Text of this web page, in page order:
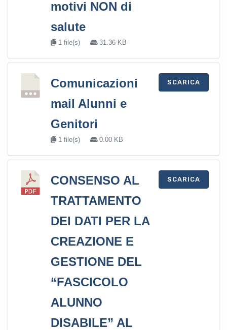
motivi NON di
salute
1 file(s) 31.36 KB
Comunicazioni
mail Alunni e
Genitori
1 file(s) 0.00 KB
SCARICA
CONSENSO AL
TRATTAMENTO
DEI DATI PER LA
CREAZIONE E
GESTIONE DEL
“FASCICOLO
ALUNNO
DISABILE” AL
SCARICA